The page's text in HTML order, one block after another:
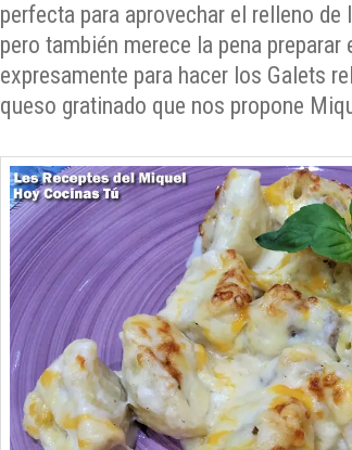
perfecta para aprovechar el relleno
pero también merece la pena preparar
expresamente para hacer los Galets
queso gratinado que nos propone